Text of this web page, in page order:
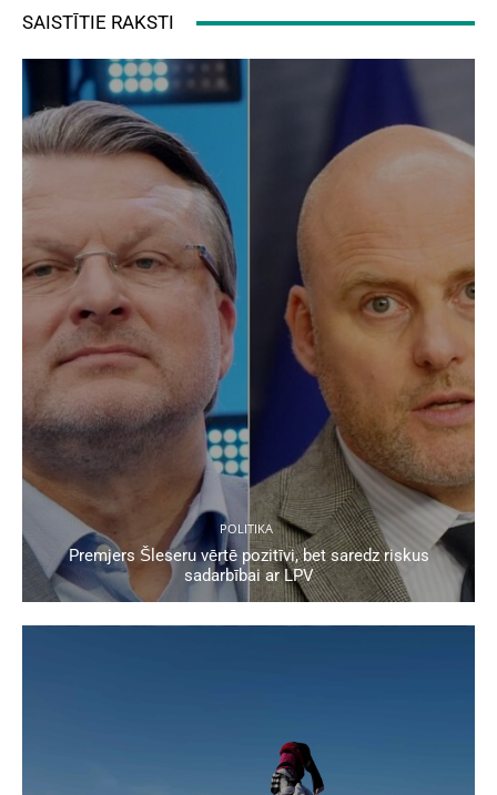
SAISTĪTIE RAKSTI
POLITIKA
Premjers Šleseru vērtē pozitīvi, bet saredz riskus
sadarbībai ar LPV